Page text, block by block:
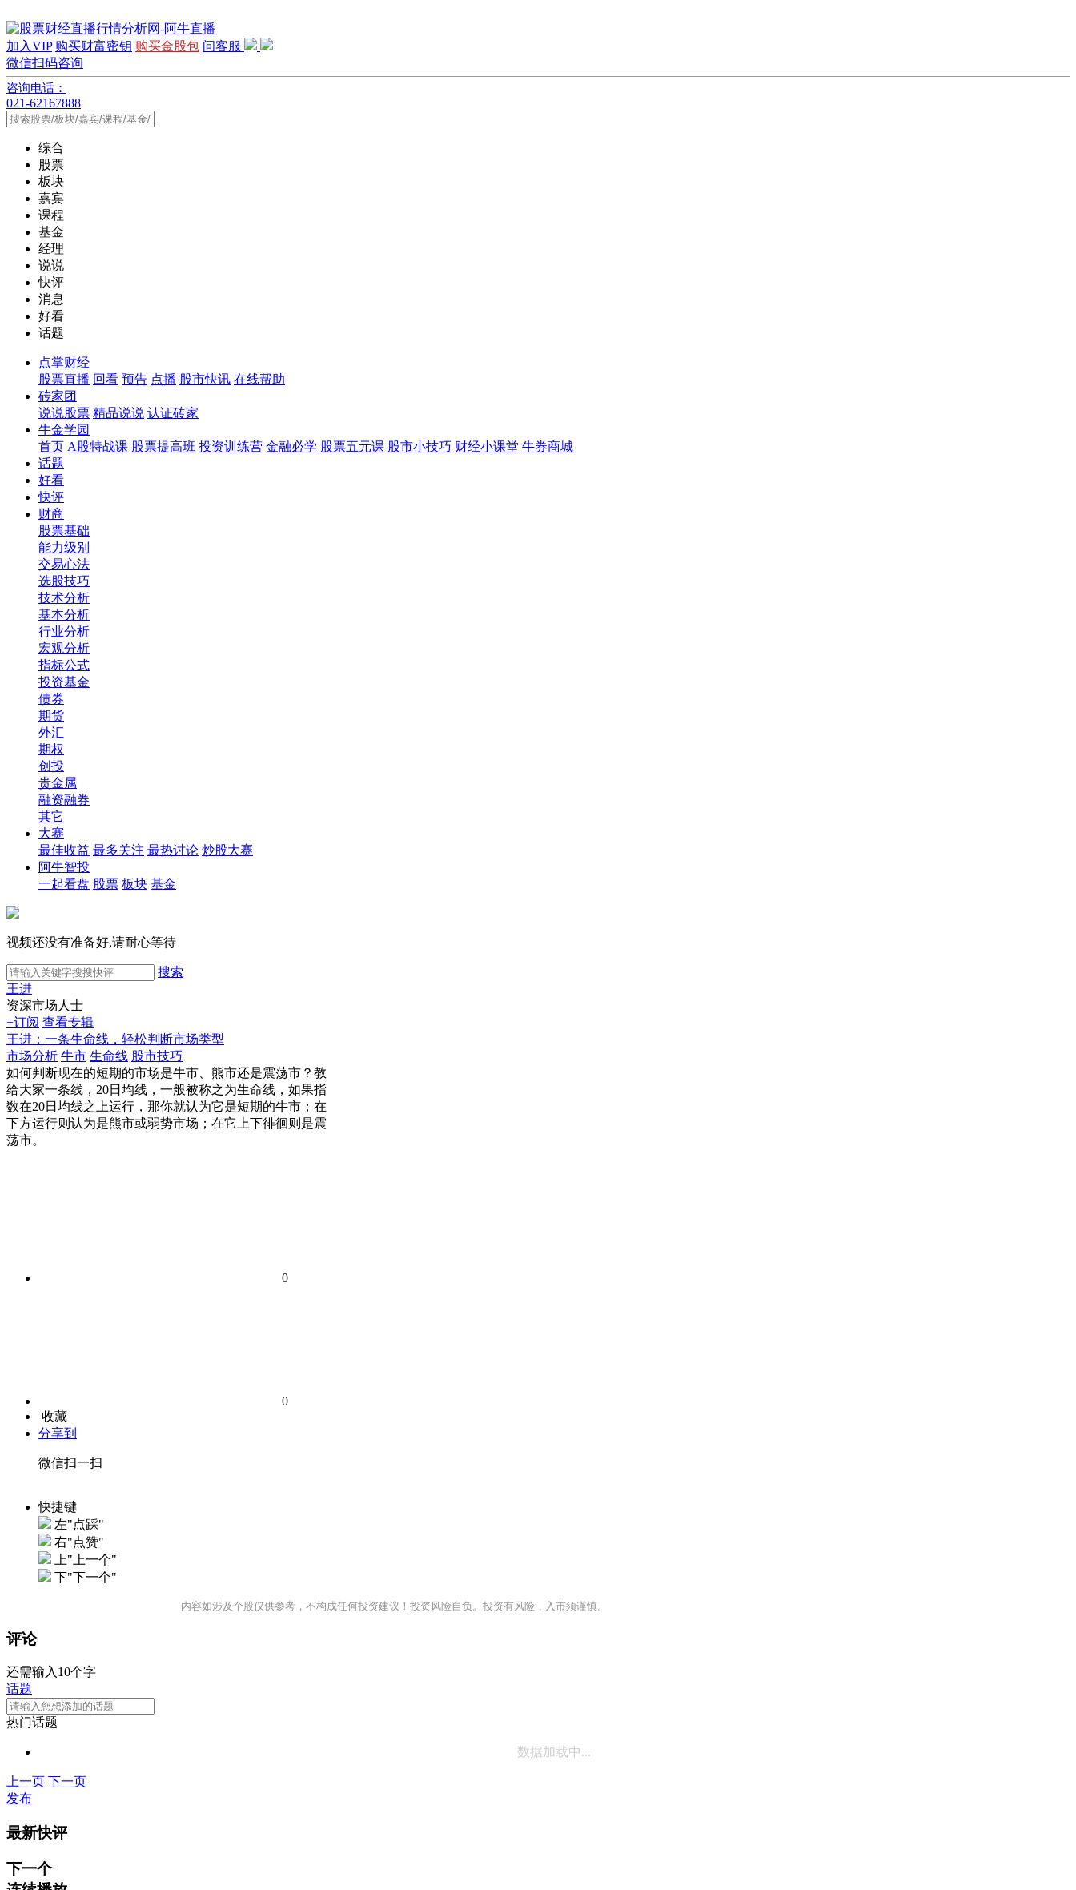
加入VIP 购买财富密钥 购买金股包 问客服
微信扫码咨询
咨询电话：
021-62167888
综合
股票
板块
嘉宾
课程
基金
经理
说说
快评
消息
好看
话题
点掌财经
股票直播 回看 预告 点播 股市快讯 在线帮助
砖家团
说说股票 精品说说 认证砖家
牛金学园
首页 A股特战课 股票提高班 投资训练营 金融必学 股票五元课 股市小技巧 财经小课堂 牛券商城
话题
好看
快评
财商
股票基础
能力级别
交易心法
选股技巧
技术分析
基本分析
行业分析
宏观分析
指标公式
投资基金
债券
期货
外汇
期权
创投
贵金属
融资融券
其它
大赛
最佳收益 最多关注 最热讨论 炒股大赛
阿牛智投
一起看盘 股票 板块 基金
视频还没有准备好,请耐心等待
搜索
王进
资深市场人士
+订阅 查看专辑
王进：一条生命线，轻松判断市场类型
市场分析 牛市 生命线 股市技巧
如何判断现在的短期的市场是牛市、熊市还是震荡市？教
给大家一条线，20日均线，一般被称之为生命线，如果指
数在20日均线之上运行，那你就认为它是短期的牛市；在
下方运行则认为是熊市或弱势市场；在它上下徘徊则是震
荡市。
0
0
收藏
分享到
微信扫一扫
快捷键
左"点踩"
右"点赞"
上"上一个"
下"下一个"
内容如涉及个股仅供参考，不构成任何投资建议！投资风险自负。投资有风险，入市须谨慎。
评论
还需输入10个字
话题
热门话题
数据加载中...
上一页 下一页
发布
最新快评
下一个